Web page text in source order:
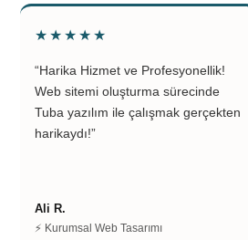
★★★★★
“Harika Hizmet ve Profesyonellik!
Web sitemi oluşturma sürecinde
Tuba yazılım ile çalışmak gerçekten
harikaydı!”
Ali R.
⚡ Kurumsal Web Tasarımı